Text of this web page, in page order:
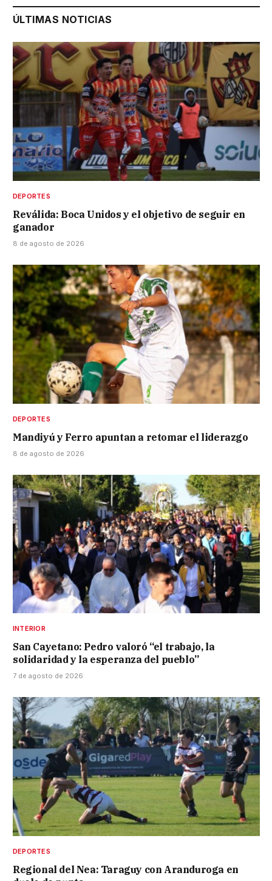
ÚLTIMAS NOTICIAS
DEPORTES
Reválida: Boca Unidos y el objetivo de seguir en
ganador
8 de agosto de 2026
DEPORTES
Mandiyú y Ferro apuntan a retomar el liderazgo
8 de agosto de 2026
INTERIOR
San Cayetano: Pedro valoró “el trabajo, la
solidaridad y la esperanza del pueblo”
7 de agosto de 2026
DEPORTES
Regional del Nea: Taraguy con Aranduroga en